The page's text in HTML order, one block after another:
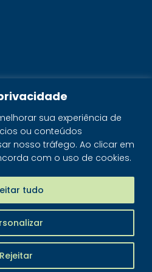
sua experiência de
ou conteúdos
nosso tráfego. Ao clicar em
com o uso de cookies.
Rejeitar
tudo
os direitos reservados
Piloti